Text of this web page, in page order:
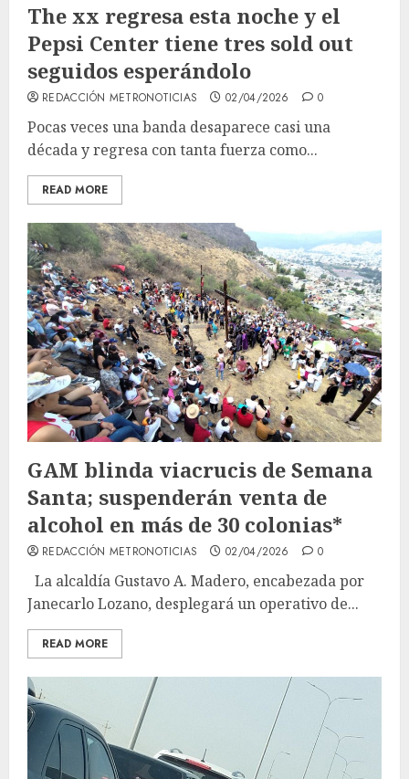
The xx regresa esta noche y el
Pepsi Center tiene tres sold out
seguidos esperándolo
REDACCIÓN METRONOTICIAS 02/04/2026 0
Pocas veces una banda desaparece casi una
década y regresa con tanta fuerza como...
READ MORE
GAM blinda viacrucis de Semana
Santa; suspenderán venta de
alcohol en más de 30 colonias*
REDACCIÓN METRONOTICIAS 02/04/2026 0
La alcaldía Gustavo A. Madero, encabezada por
Janecarlo Lozano, desplegará un operativo de...
READ MORE